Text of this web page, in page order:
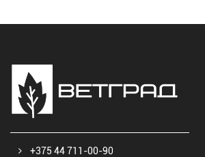
+375 44 711-00-90